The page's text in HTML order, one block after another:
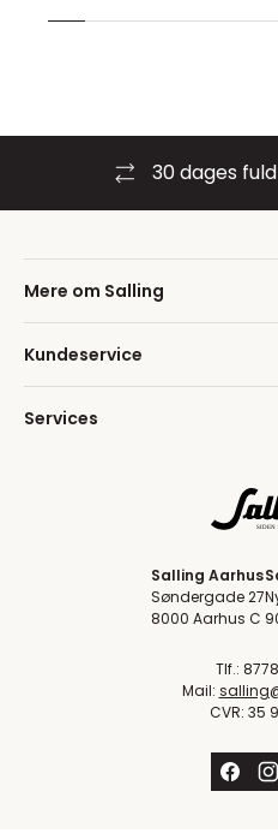
30 dages
Mere om Salling
Kundeservice
Services
Salling Aarhus
Søndergade 27
8000 Aarhus C
Tlf.:
Mail:
CVR: 35